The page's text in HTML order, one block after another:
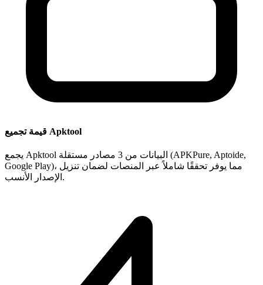
قيمة تجميع Apktool
يجمع Apktool البيانات من 3 مصادر مستقلة (APKPure, Aptoide,
Google Play)، مما يوفر تحققًا شاملاً عبر المنصات لضمان تنزيل
الإصدار الأنسب.